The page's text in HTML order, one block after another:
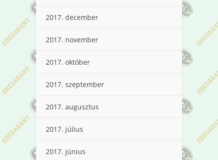
2017. december
2017. november
2017. október
2017. szeptember
2017. augusztus
2017. július
2017. június